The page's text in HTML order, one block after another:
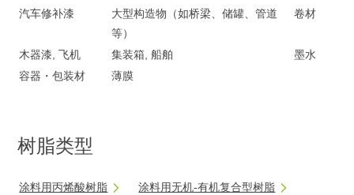
汽车修补漆
大型构造物（如桥梁、储罐、管道
等）
卷材
木器漆, 飞机 集装箱, 船舶
墨水
容器・包装材
薄膜
树脂类型
涂料用丙烯酸树脂
涂料用无机-有机复合型树脂